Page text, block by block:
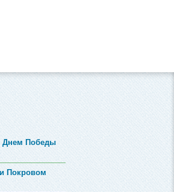
Днем Победы
Покровом